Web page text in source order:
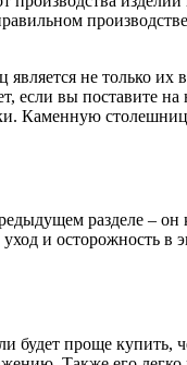
не только их
если вы поставите
Каменную
разделе –
и осторожность
будет проще